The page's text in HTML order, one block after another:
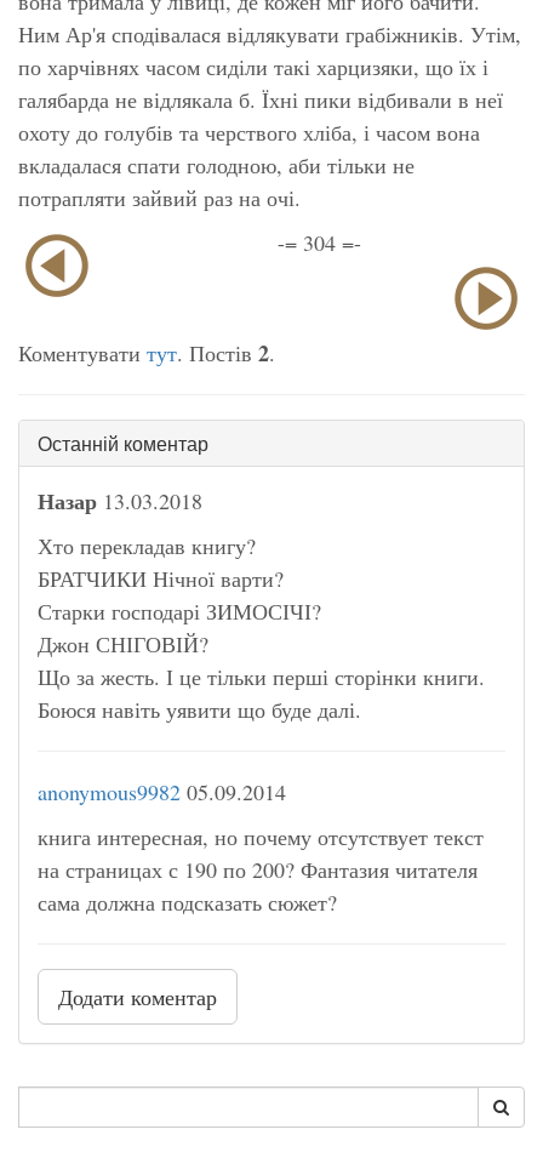
Ним Ар'я сподівалася відлякувати грабіжників. Утім,
по харчівнях часом сиділи такі харцизяки, що їх і
галябарда не відлякала б. Їхні пики відбивали в неї
охоту до голубів та черствого хліба, і часом вона
вкладалася спати голодною, аби тільки не
потрапляти зайвий раз на очі.
-= 304 =-
Коментувати тут. Постів 2.
Останній коментар
Назар 13.03.2018
Хто перекладав книгу?
БРАТЧИКИ Нічної варти?
Старки господарі ЗИМОСІЧІ?
Джон СНІГОВІЙ?
Що за жесть. І це тільки перші сторінки книги.
Боюся навіть уявити що буде далі.
anonymous9982 05.09.2014
книга интересная, но почему отсутствует текст
на страницах с 190 по 200? Фантазия читателя
сама должна подсказать сюжет?
Додати коментар